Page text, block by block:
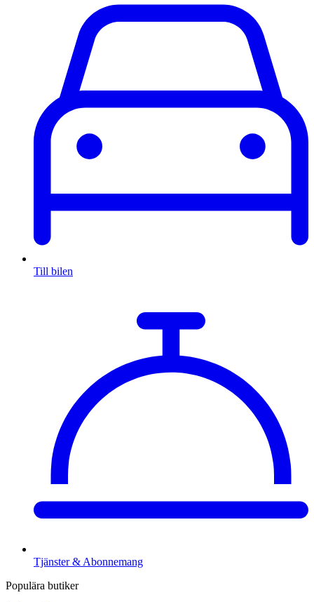
Till bilen
Tjänster & Abonnemang
Populära butiker